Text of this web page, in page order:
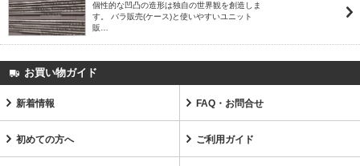
個性的な凹凸の造形は独自の世界観を創造しま
す。 バラ販売(ケース)と使いやすいユニット
販…
お買い物ガイド
新着情報 FAQ・お問合せ
初めての方へ ご利用ガイド